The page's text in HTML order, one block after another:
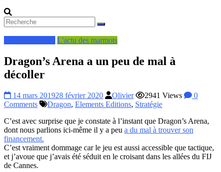
L'actu des marmots
Dragon’s Arena a un peu de mal à
décoller
14 mars 201928 février 2020 Olivier 2941 Views
0
Comments
Dragon, Elements Editions, Stratégie
C’est avec surprise que je constate à l’instant que Dragon’s Arena,
dont nous parlions ici-même il y a peu a du mal à trouver son
financement.
C’est vraiment dommage car le jeu est aussi accessible que tactique,
et j’avoue que j’avais été séduit en le croisant dans les allées du FIJ
de Cannes.